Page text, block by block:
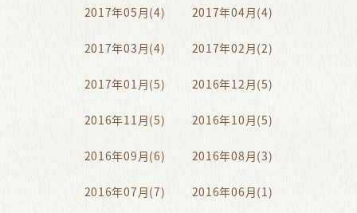
2017年05月(4) 2017年04月(4)
2017年03月(4) 2017年02月(2)
2017年01月(5) 2016年12月(5)
2016年11月(5) 2016年10月(5)
2016年09月(6) 2016年08月(3)
2016年07月(7) 2016年06月(1)